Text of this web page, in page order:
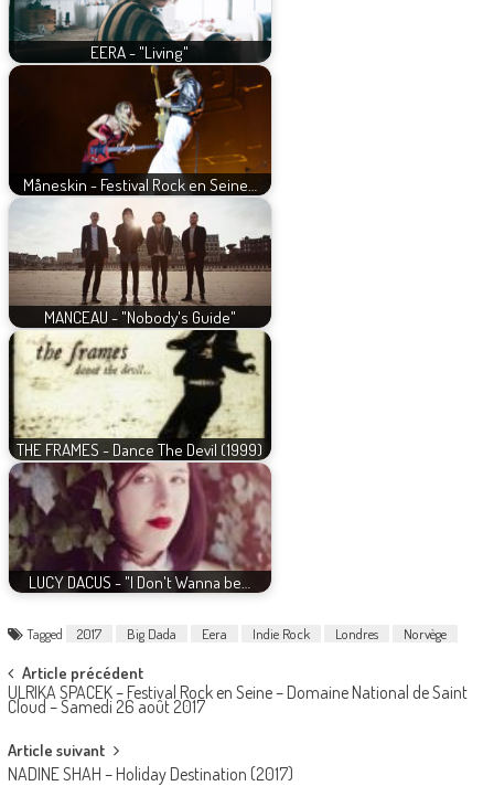
EERA - "Living"
Måneskin - Festival Rock en Seine…
MANCEAU - "Nobody's Guide"
THE FRAMES - Dance The Devil (1999)
LUCY DACUS - "I Don't Wanna be…
Tagged 2017 Big Dada Eera Indie Rock Londres Norvège
Post
navigation
Article précédent
ULRIKA SPACEK – Festival Rock en Seine – Domaine National de Saint
Cloud – Samedi 26 août 2017
Article suivant
NADINE SHAH – Holiday Destination (2017)